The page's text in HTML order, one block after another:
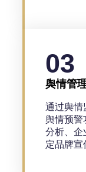
03
舆情管
通过舆情
舆情预警
分析、企
定品牌宣